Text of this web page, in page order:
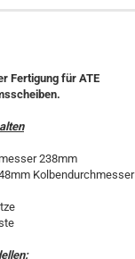
Fertigung für ATE
238mm
Kolbendurchmesser